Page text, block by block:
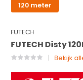
120 meter
FUTECH
FUTECH Disty
Bekijk